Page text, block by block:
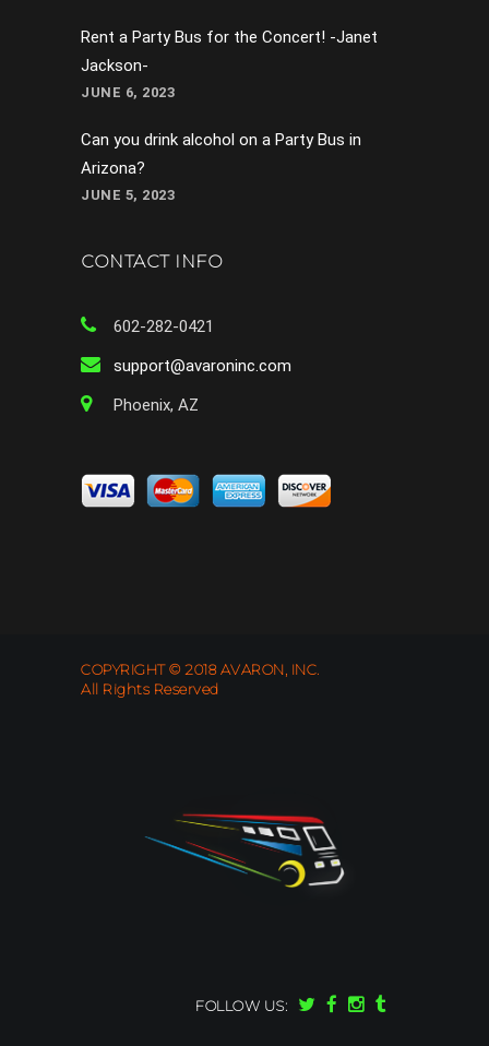
Rent a Party Bus for the Concert! -Janet
Jackson-
JUNE 6, 2023
Can you drink alcohol on a Party Bus in
Arizona?
JUNE 5, 2023
CONTACT INFO
602-282-0421
support@avaroninc.com
Phoenix, AZ
COPYRIGHT © 2018 AVARON, INC.
All Rights Reserved
FOLLOW US: